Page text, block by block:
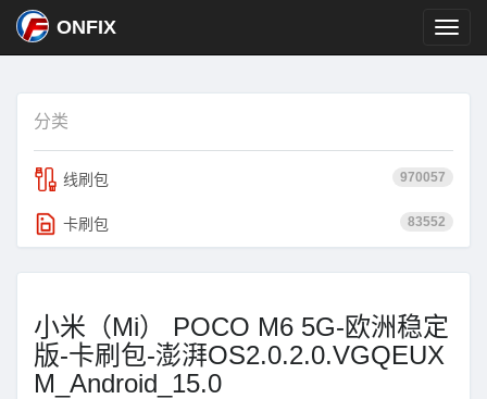
ONFIX
分类
970057
线刷包
83552
卡刷包
小米（Mi） POCO M6 5G-欧洲稳定
版-卡刷包-澎湃OS2.0.2.0.VGQEUX
M_Android_15.0